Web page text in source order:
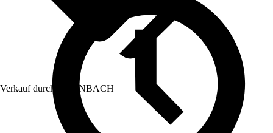
Verkauf durch: HORNBACH